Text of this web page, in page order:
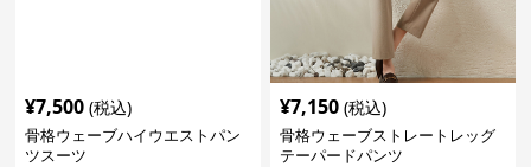
¥7,500 (税込)
骨格ウェーブハイウエストパン
ツスーツ
¥7,150 (税込)
骨格ウェーブストレートレッグ
テーパードパンツ